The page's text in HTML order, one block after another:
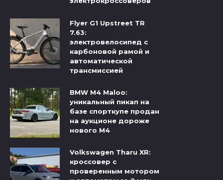
Flyer G1 Upstreet TR
7.63:
электровелосипед с
карбоновой рамой и
автоматической
трансмиссией
BMW M4 Maloo:
уникальный пикап на
базе спорткупе продан
на аукционе дороже
нового M4
Volkswagen Tharu XR:
кроссовер с
проверенным мотором